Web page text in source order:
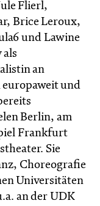
Flierl,
Brice Leroux,
und Lawine
als
an
und
Berlin, am
Frankfurt
Sie
Choreografie
Universitäten
an der UDK